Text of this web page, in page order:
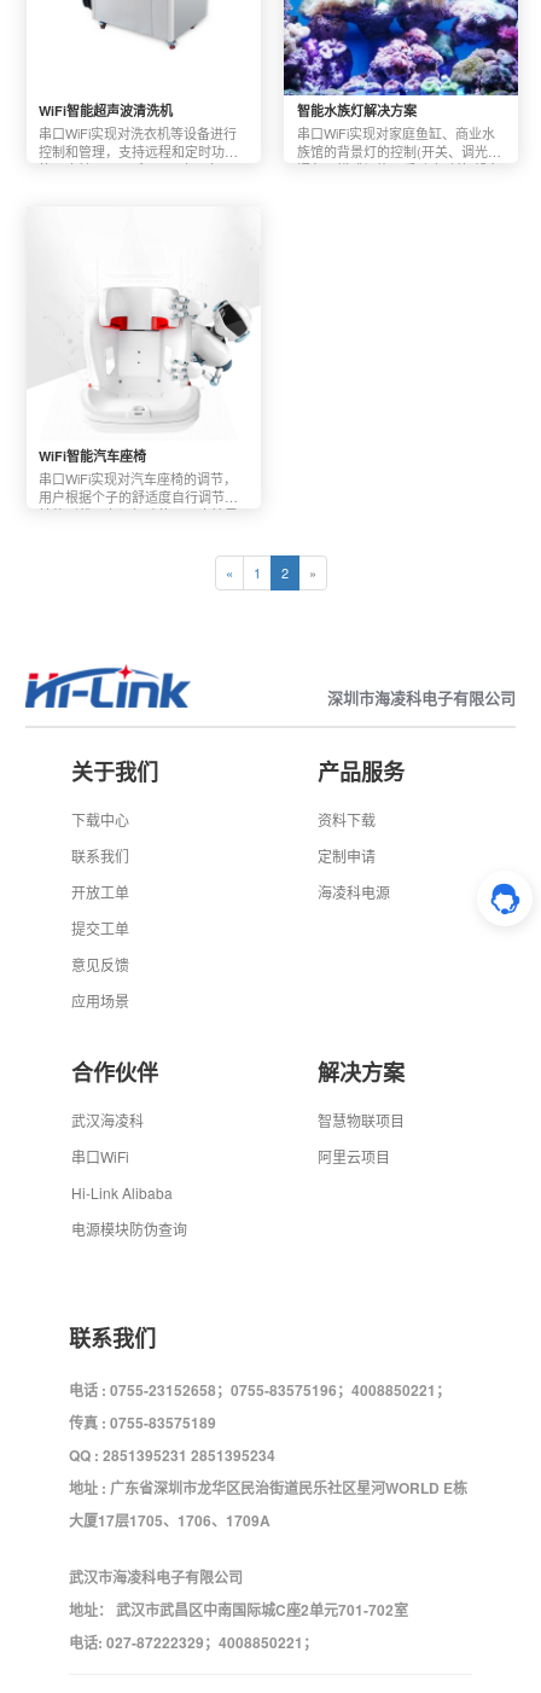
WiFi智能超声波清洗机
串口WiFi实现对洗衣机等设备进行
控制和管理，支持远程和定时功
能，支持Android和ios两个平台。
智能水族灯解决方案
串口WiFi实现对家庭鱼缸、商业水
族馆的背景灯的控制(开关、调光、
调色、模式切换、手动自动等)设备
WiFi智能汽车座椅
串口WiFi实现对汽车座椅的调节，
用户根据个子的舒适度自行调节座
椅的形状，有记忆功能，可支持局
«
1 2 »
深圳市海凌科电子有限公司
关于我们
下载中心
联系我们
开放工单
提交工单
意见反馈
应用场景
产品服务
资料下载
定制申请
海凌科电源
合作伙伴
武汉海凌科
串口WiFi
Hi-Link Alibaba
电源模块防伪查询
解决方案
智慧物联项目
阿里云项目
联系我们
电话 : 0755-23152658；0755-83575196；4008850221；
传真 : 0755-83575189
QQ : 2851395231 2851395234
地址 : 广东省深圳市龙华区民治街道民乐社区星河WORLD E栋
大厦17层1705、1706、1709A
武汉市海凌科电子有限公司
地址： 武汉市武昌区中南国际城C座2单元701-702室
电话: 027-87222329；4008850221；